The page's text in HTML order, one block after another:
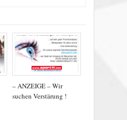
– ANZEIGE – Wir
suchen Verstärung !